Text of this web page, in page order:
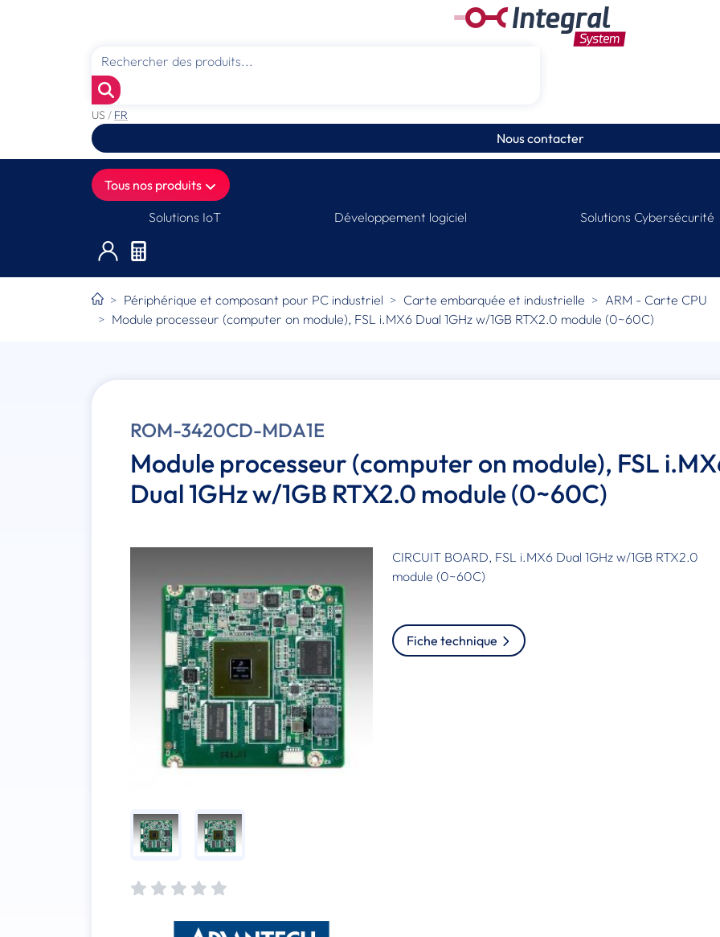
US / FR
Nous contacter
Tous nos produits
Solutions IoT Développement logiciel Solutions Cybersécurité
Périphérique et composant pour PC industriel Carte embarquée et industrielle
ARM - Carte CPU
Module processeur (computer on module), FSL i.MX6 Dual 1GHz w/1GB RTX2.0 module (0~60C)
ROM-3420CD-MDA1E
Module processeur (computer on module), FSL
Dual 1GHz w/1GB RTX2.0 module (0~60C)
CIRCUIT BOARD, FSL i.MX6 Dual 1GHz w/1GB RTX2.0
module (0~60C)
Fiche technique